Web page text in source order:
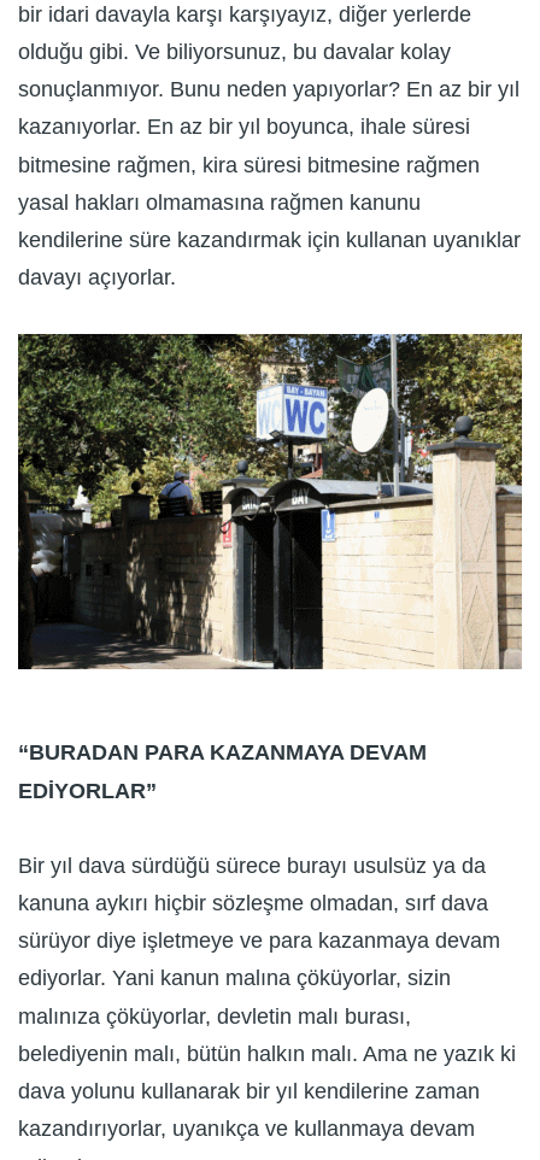
bir idari davayla karşı karşıyayız, diğer yerlerde
olduğu gibi. Ve biliyorsunuz, bu davalar kolay
sonuçlanmıyor. Bunu neden yapıyorlar? En az bir yıl
kazanıyorlar. En az bir yıl boyunca, ihale süresi
bitmesine rağmen, kira süresi bitmesine rağmen
yasal hakları olmamasına rağmen kanunu
kendilerine süre kazandırmak için kullanan uyanıklar
davayı açıyorlar.
“BURADAN PARA KAZANMAYA DEVAM
EDİYORLAR”
Bir yıl dava sürdüğü sürece burayı usulsüz ya da
kanuna aykırı hiçbir sözleşme olmadan, sırf dava
sürüyor diye işletmeye ve para kazanmaya devam
ediyorlar. Yani kanun malına çöküyorlar, sizin
malınıza çöküyorlar, devletin malı burası,
belediyenin malı, bütün halkın malı. Ama ne yazık ki
dava yolunu kullanarak bir yıl kendilerine zaman
kazandırıyorlar, uyanıkça ve kullanmaya devam